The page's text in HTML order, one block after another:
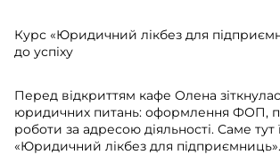
Курс «Юридичний лікбез для
до успіху
Перед відкриттям кафе Олена
юридичних питань: оформлення ФОП,
роботи за адресою діяльності. Саме тут
«Юридичний лікбез для підприємниць».